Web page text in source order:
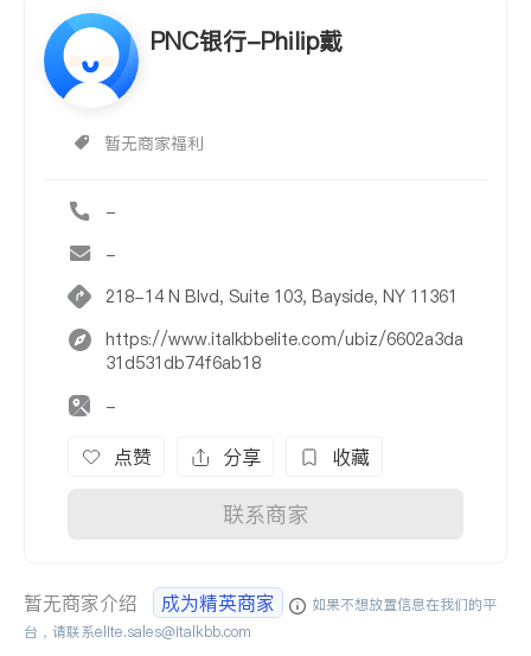
PNC银行-Philip戴
暂无商家福利
-
-
218-14 N Blvd, Suite 103, Bayside, NY 11361
https://www.italkbbelite.com/ubiz/6602a3da
31d531db74f6ab18
-
点赞 分享 收藏
联系商家
暂无商家介绍 成为精英商家
如果不想放置信息在我们的平
台，请联系elite.sales@italkbb.com